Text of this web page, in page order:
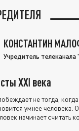
КОНСТАНТИН
Учредитель
XXI века
не тогда,
умнее человека.
начинает считать